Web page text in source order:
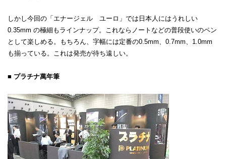
しかし今回の「エナージェル ユーロ」では日本人にはうれしい
0.35mm の極細もラインナップ。これならノートなどの普段使いのペン
として楽しめる。もちろん、字幅には定番の0.5mm、0.7mm、1.0mm
も揃っている。これは発売が待ち遠しい。
■ プラチナ萬年筆